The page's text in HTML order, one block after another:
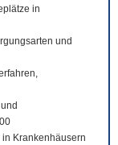
in
und
in Krankenhäusern